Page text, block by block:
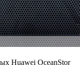
Huawei OceanStor